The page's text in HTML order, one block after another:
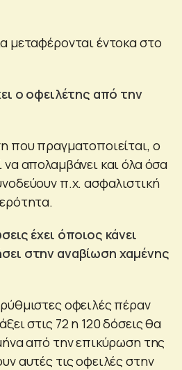
μεταφέρονται έντοκα στο
ο οφειλέτης από την
που πραγματοποιείται, ο
απολαμβάνει και όλα όσα
π.χ. ασφαλιστική
έχει όποιος κάνει
στην αναβίωση χαμένης
οφειλές πέραν
στις 72 η 120 δόσεις θα
από την επικύρωση της
αυτές τις οφειλές στην